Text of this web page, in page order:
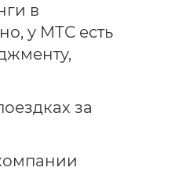
в
у МТС есть
за